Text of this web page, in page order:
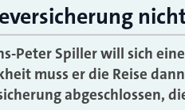
Peter Spiller will sich
muss er die Reise
abgeschlossen,